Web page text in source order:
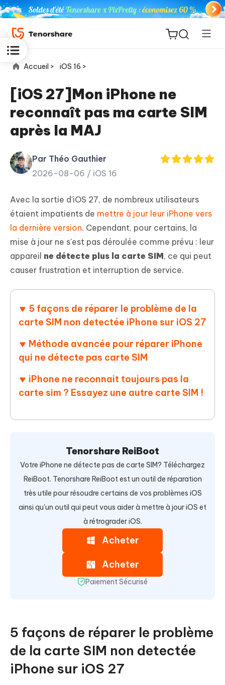
ReiBoot
for iOS
PDNob
PDF
New
iAnyGo
Accueil > iOS 16 >
[iOS 27]Mon iPhone ne
reconnaît pas ma carte SIM
après la MAJ
Par Théo Gauthier
2026-08-06 / iOS 16
Avec la sortie d'iOS 27, de nombreux utilisateurs
étaient impatients de mettre à jour leur iPhone vers
la dernière version. Cependant, pour certains, la
mise à jour ne s'est pas déroulée comme prévu : leur
appareil ne détecte plus la carte SIM, ce qui peut
causer frustration et interruption de service.
5 façons de réparer le problème de la
carte SIM non detectée iPhone sur iOS 27
Méthode avancée pour réparer iPhone
qui ne détecte pas carte SIM
iPhone ne reconnait toujours pas la
carte sim ? Essayez une autre carte SIM !
Tenorshare ReiBoot
Votre iPhone ne détecte pas de carte SIM? Téléchargez
ReiBoot. Tenorshare ReiBoot est un outil de réparation
très utile pour résoudre certains de vos problèmes iOS
ainsi qu'un outil qui peut vous aider à mettre à jour iOS et
à rétrograder iOS.
Acheter
Acheter
Paiement Sécurisé
5 façons de réparer le problème
de la carte SIM non detectée
iPhone sur iOS 27